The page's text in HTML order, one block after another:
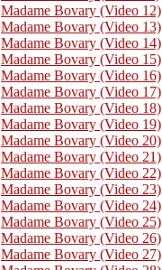
Madame Bovary (Video 12)
Madame Bovary (Video 13)
Madame Bovary (Video 14)
Madame Bovary (Video 15)
Madame Bovary (Video 16)
Madame Bovary (Video 17)
Madame Bovary (Video 18)
Madame Bovary (Video 19)
Madame Bovary (Video 20)
Madame Bovary (Video 21)
Madame Bovary (Video 22)
Madame Bovary (Video 23)
Madame Bovary (Video 24)
Madame Bovary (Video 25)
Madame Bovary (Video 26)
Madame Bovary (Video 27)